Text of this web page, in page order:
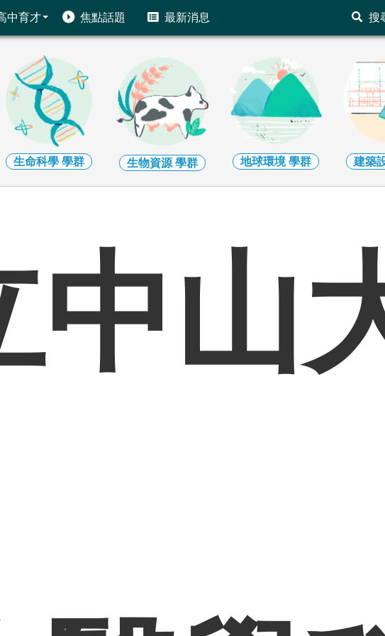
中育才 焦點話題 最新消息 搜
生命科學 學群 生物資源學群 地球環境學群 建築
中山